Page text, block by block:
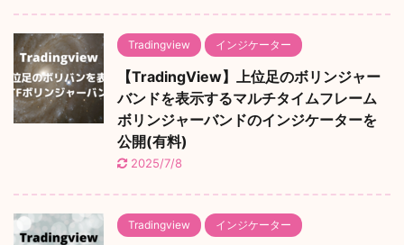
Tradingview インジケーター
【TradingView】上位足のボリンジャー
バンドを表示するマルチタイムフレーム
ボリンジャーバンドのインジケーターを
公開(有料)
2025/7/8
Tradingview インジケーター